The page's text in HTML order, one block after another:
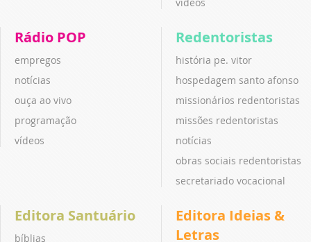
Rádio POP
empregos
notícias
ouça ao vivo
programação
vídeos
Redentoristas
história pe. vitor
hospedagem santo afonso
missionários redentoristas
missões redentoristas
notícias
obras sociais redentoristas
secretariado vocacional
Editora Santuário
bíblias
Editora Ideias &
Letras